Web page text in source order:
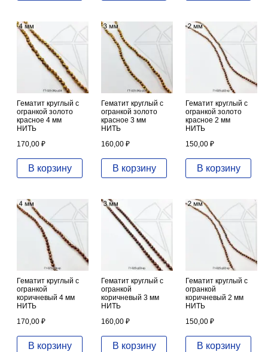
Гематит круглый с
огранкой золото
красное 4 мм
НИТЬ
170,00 ₽
В корзину
Гематит круглый с
огранкой золото
красное 3 мм
НИТЬ
160,00 ₽
В корзину
Гематит круглый с
огранкой золото
красное 2 мм
НИТЬ
150,00 ₽
В корзину
Гематит круглый с
огранкой
коричневый 4 мм
НИТЬ
170,00 ₽
В корзину
Гематит круглый с
огранкой
коричневый 3 мм
НИТЬ
160,00 ₽
В корзину
Гематит круглый с
огранкой
коричневый 2 мм
НИТЬ
150,00 ₽
В корзину